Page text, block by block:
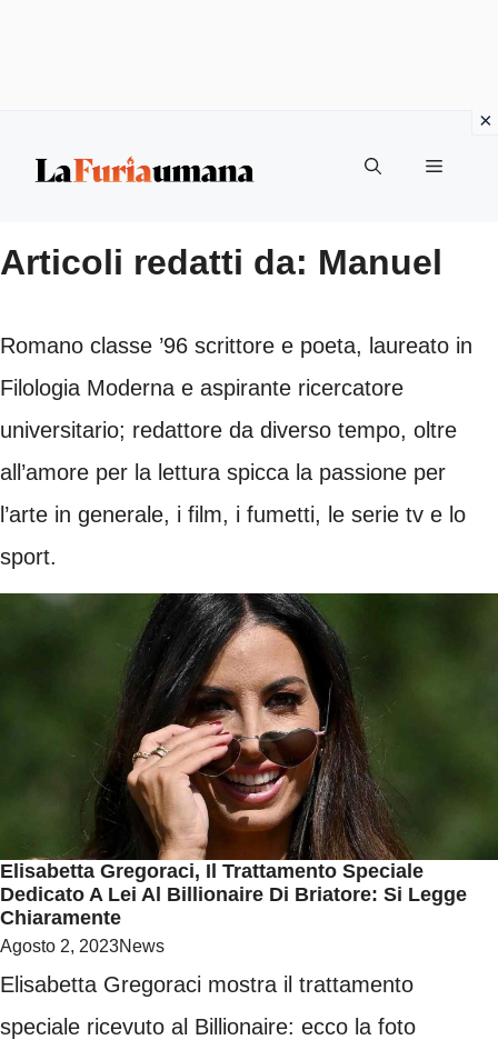
Menu
Articoli redatti da: Manuel
Romano classe ’96 scrittore e poeta, laureato in
Filologia Moderna e aspirante ricercatore
universitario; redattore da diverso tempo, oltre
all’amore per la lettura spicca la passione per
l’arte in generale, i film, i fumetti, le serie tv e lo
sport.
Elisabetta Gregoraci, Il Trattamento Speciale
Dedicato A Lei Al Billionaire Di Briatore: Si Legge
Chiaramente
Agosto 2, 2023News
Elisabetta Gregoraci mostra il trattamento
speciale ricevuto al Billionaire: ecco la foto